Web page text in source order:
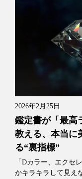
2026年2月25日
鑑定書が「最高
教える、本当に
る“裏指標”
「Dカラー、エクセ
かキラキラして見え